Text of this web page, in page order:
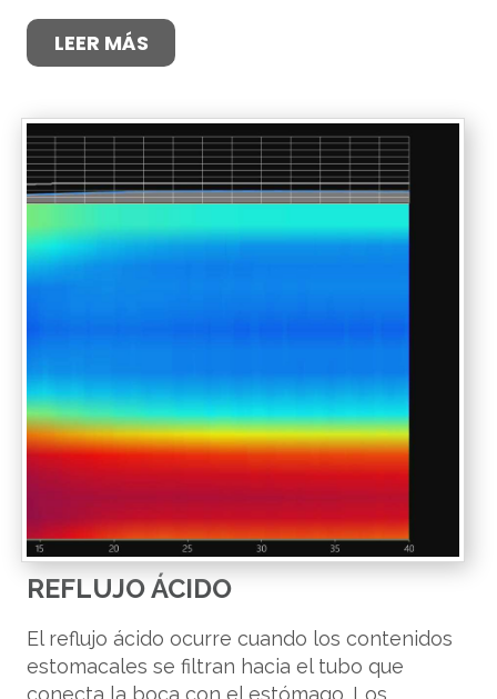
LEER MÁS
REFLUJO ÁCIDO
El reflujo ácido ocurre cuando los contenidos
estomacales se filtran hacia el tubo que
conecta la boca con el estómago. Los